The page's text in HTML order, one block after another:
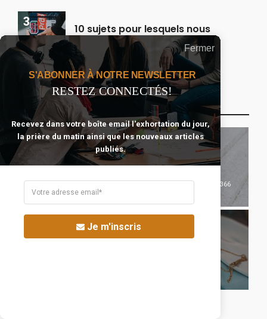
10 sujets pour lesquels nous
devrions prier plus souvent.
Catégories Qui Pourraient T’intéresser
Célibataire Épanoui
366
Fermer
S'ABONNER À NOTRE NEWSLETTER
RESTEZ CONNECTÉS!
Recevez dans votre boîte email l'exhortation du jour,
la prière du matin ainsi que les nouveaux articles
publiés.
Je m'inscris